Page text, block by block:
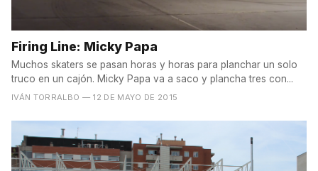
Firing Line: Micky Papa
Muchos skaters se pasan horas y horas para planchar un solo
truco en un cajón. Micky Papa va a saco y plancha tres con...
IVÁN TORRALBO — 12 DE MAYO DE 2015